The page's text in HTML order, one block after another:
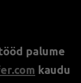
palume
kaudu